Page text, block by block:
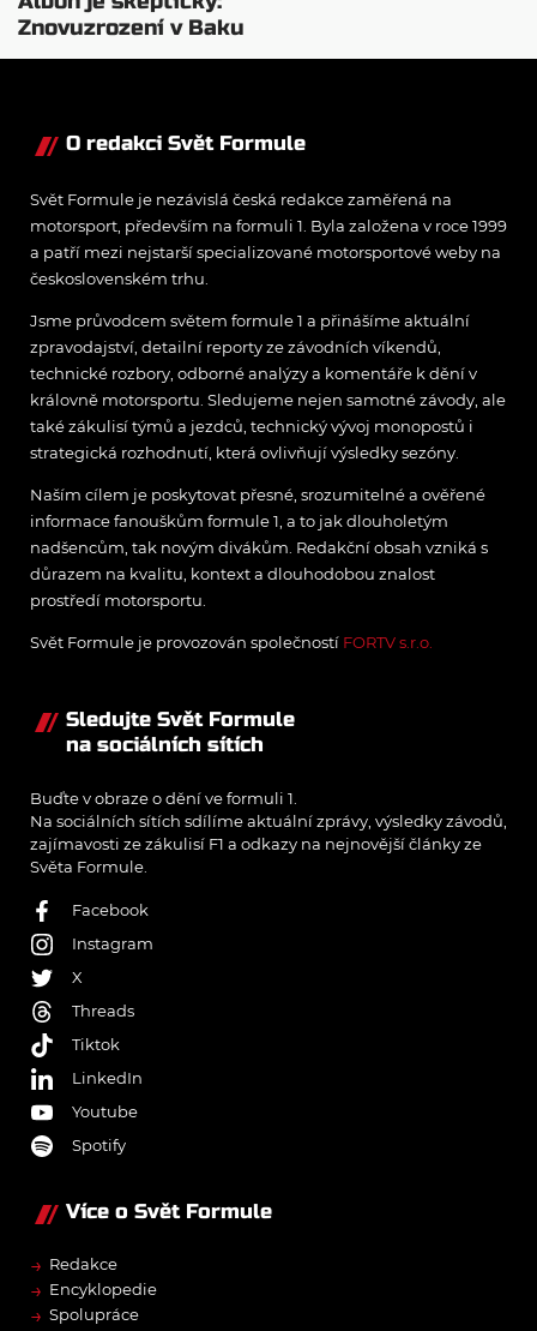
Znovuzrození v Baku
nepovažuje za reálne
O redakci Svět Formule
Svět Formule je nezávislá česká redakce zaměřená na
motorsport, především na formuli 1. Byla založena v roce 1999
a patří mezi nejstarší specializované motorsportové weby na
československém trhu.
Jsme průvodcem světem formule 1 a přinášíme aktuální
zpravodajství, detailní reporty ze závodních víkendů,
technické rozbory, odborné analýzy a komentáře k dění v
královně motorsportu. Sledujeme nejen samotné závody, ale
také zákulisí týmů a jezdců, technický vývoj monopostů i
strategická rozhodnutí, která ovlivňují výsledky sezóny.
Naším cílem je poskytovat přesné, srozumitelné a ověřené
informace fanouškům formule 1, a to jak dlouholetým
nadšencům, tak novým divákům. Redakční obsah vzniká s
důrazem na kvalitu, kontext a dlouhodobou znalost
prostředí motorsportu.
Svět Formule je provozován společností FORTV s.r.o.
Sledujte Svět Formule
na sociálních sítích
Buďte v obraze o dění ve formuli 1.
Na sociálních sítích sdílíme aktuální zprávy, výsledky závodů,
zajímavosti ze zákulisí F1 a odkazy na nejnovější články ze
Světa Formule.
Facebook
Instagram
X
Threads
Tiktok
LinkedIn
Youtube
Spotify
Více o Svět Formule
→ Redakce
→ Encyklopedie
→ Spolupráce